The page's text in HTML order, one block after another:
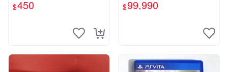
面交
$450
恐龍電玩】
$99,990